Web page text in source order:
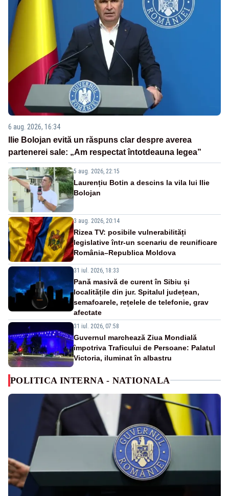
6 aug. 2026, 16:34
Ilie Bolojan evită un răspuns clar despre averea
partenerei sale: „Am respectat întotdeauna legea”
5 aug. 2026, 22:15
Laurențiu Botin a descins la vila lui Ilie
Bolojan
3 aug. 2026, 20:14
Rizea TV: posibile vulnerabilități
legislative într-un scenariu de reunificare
România–Republica Moldova
31 iul. 2026, 18:33
Pană masivă de curent în Sibiu și
localitățile din jur. Spitalul județean,
semafoarele, rețelele de telefonie, grav
afectate
31 iul. 2026, 07:58
Guvernul marchează Ziua Mondială
împotriva Traficului de Persoane: Palatul
Victoria, iluminat în albastru
POLITICA INTERNA - NATIONALA